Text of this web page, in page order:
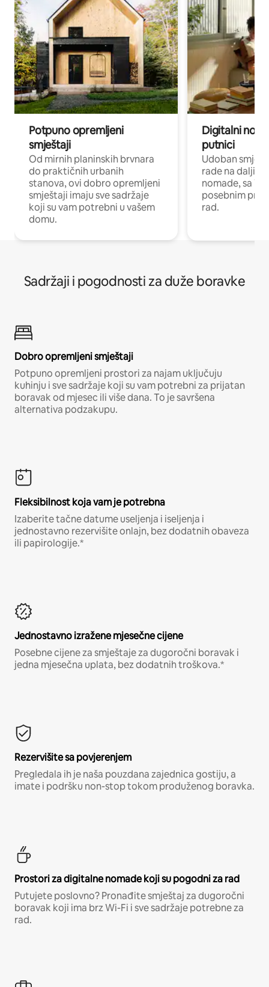
Potpuno opremljeni
smještaji
Od mirnih planinskih brvnara
do praktičnih urbanih
stanova, ovi dobro opremljeni
smještaji imaju sve sadržaje
koji su vam potrebni u vašem
domu.
Digitalni
putnici
Udoban
rade na
nomade, sa
posebnim
rad.
Sadržaji i pogodnosti za duže boravke
Dobro opremljeni smještaji
Potpuno opremljeni prostori za najam uključuju
kuhinju i sve sadržaje koji su vam potrebni za prijatan
boravak od mjesec ili više dana. To je savršena
alternativa podzakupu.
Fleksibilnost koja vam je potrebna
Izaberite tačne datume useljenja i iseljenja i
jednostavno rezervišite onlajn, bez dodatnih obaveza
ili papirologije.*
Jednostavno izražene mjesečne cijene
Posebne cijene za smještaje za dugoročni boravak i
jedna mjesečna uplata, bez dodatnih troškova.*
Rezervišite sa povjerenjem
Pregledala ih je naša pouzdana zajednica gostiju, a
imate i podršku non-stop tokom produženog boravka.
Prostori za digitalne nomade koji su pogodni za rad
Putujete poslovno? Pronađite smještaj za dugoročni
boravak koji ima brz Wi-Fi i sve sadržaje potrebne za
rad.